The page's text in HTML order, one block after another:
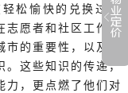
松愉快的兑换过程
志愿者和社区工作人
的重要性，以及禁
。这些知识的传递，
力，更点燃了他们对